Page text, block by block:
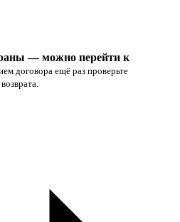
— можно перейти к
договора ещё раз проверьте